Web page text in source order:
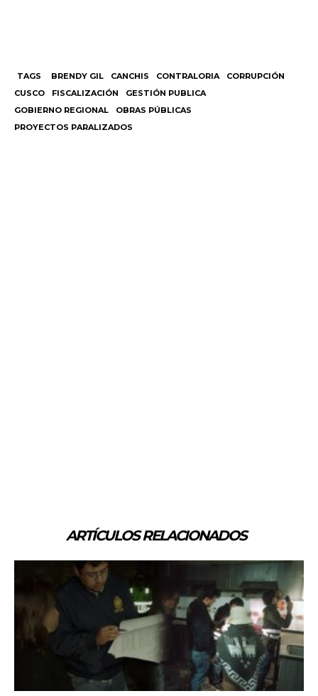
TAGS BRENDY GIL CANCHIS CONTRALORIA
CORRUPCIÓN
CUSCO
FISCALIZACIÓN
GESTIÓN PUBLICA
GOBIERNO REGIONAL
OBRAS PÚBLICAS
PROYECTOS PARALIZADOS
ARTÍCULOS RELACIONADOS